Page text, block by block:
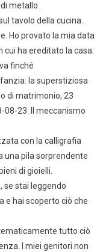
metallo.
tavolo della cucina.
Ho provato la mia data
cui ha ereditato la casa:
finché
la superstiziosa
di matrimonio, 23
08-23. Il meccanismo
con la calligrafia
una pila sorprendente
di gioielli.
se stai leggendo
e hai scoperto ciò che
tutto ciò
I miei genitori non